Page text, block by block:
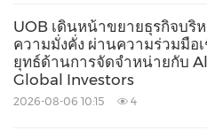
UOB เดินหน้าขยายธุรกิจบริ
ความมั่งคั่ง ผ่านความร่วมมือ
ยุทธ์ด้านการจัดจำหน่ายกับ
Global Investors
2026-08-06 10:15 4